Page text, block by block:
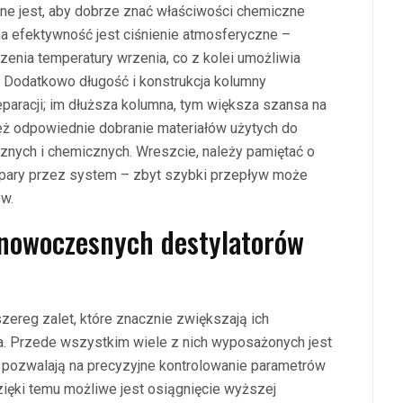
jest, aby dobrze znać właściwości chemiczne
efektywność jest ciśnienie atmosferyczne –
temperatury wrzenia, co z kolei umożliwia
długość i konstrukcja kolumny
im dłuższa kolumna, tym większa szansa na
odpowiednie dobranie materiałów użytych do
i chemicznych. Wreszcie, należy pamiętać o
przez system – zbyt szybki przepływ może
destylatorów
zalet, które znacznie zwiększają ich
Przede wszystkim wiele z nich wyposażonych jest
na precyzyjne kontrolowanie parametrów
temu możliwe jest osiągnięcie wyższej